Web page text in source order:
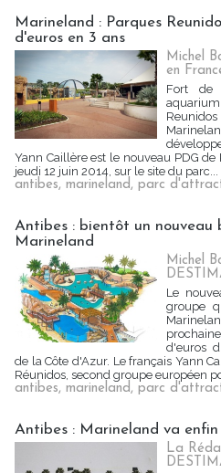
Marineland : Parques
d'euros en 3 ans
Michel
en
Fort de
Yann Caillère est le nouveau PDG
jeudi 12 juin 2014, sur le site du parc...
antibes, marineland, parc
Antibes : bientôt un nouveau
Marineland
Michel
Le
groupe
d'euros
de la Côte d'Azur. Le français Yann
Réunidos, second groupe européen
antibes, marineland, parc
Antibes : Marineland va enfin
La